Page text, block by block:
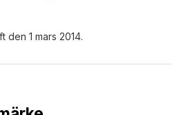
den 1 mars 2014.